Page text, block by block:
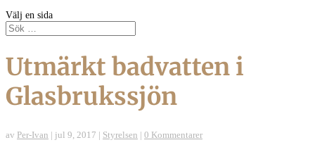
Välj en sida
Utmärkt badvatten i
Glasbrukssjön
av Per-Ivan | jul 9, 2017 | Styrelsen | 0 Kommentarer